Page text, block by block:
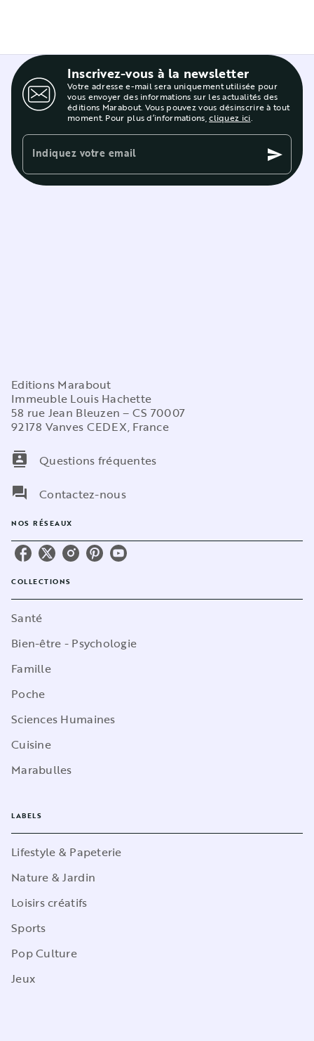
Inscrivez-vous à la newsletter
Votre adresse e-mail sera uniquement utilisée pour
vous envoyer des informations sur les actualités des
éditions Marabout. Vous pouvez vous désinscrire à tout
moment. Pour plus d’informations,cliquez ici.
Indiquez votre email send
Editions Marabout
Immeuble Louis Hachette
58 rue Jean Bleuzen – CS 70007
92178 Vanves CEDEX, France
contacts
Questions fréquentes
question_answer
Contactez-nous
NOS RÉSEAUX
COLLECTIONS
Santé
Bien-être - Psychologie
Famille
Poche
Sciences Humaines
Cuisine
Marabulles
LABELS
Lifestyle & Papeterie
Nature & Jardin
Loisirs créatifs
Sports
Pop Culture
Jeux